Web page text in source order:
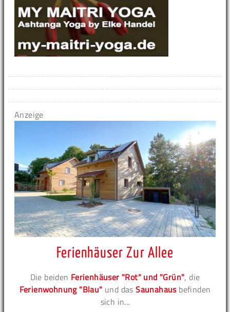
Anzeige
Ferienhäuser Zur Allee
Die beiden Ferienhäuser "Rot" und "Grün", die
Ferienwohnung "Blau" und dasSaunahausbefinden
sich in...